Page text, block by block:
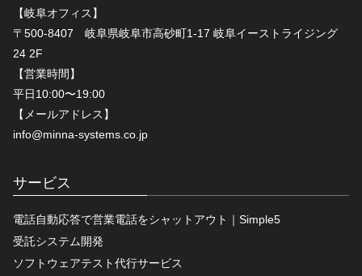
【岐阜オフィス】
〒500-8407 岐阜県岐阜市高砂町1-17 岐阜イーストライジング
24 2F
【営業時間】
平日10:00〜19:00
【メールアドレス】
info@minna-systems.co.jp
サービス
電話自動応答で営業電話をシャットアウト｜Simple5
受託システム開発
ソフトウェアテスト代行サービス